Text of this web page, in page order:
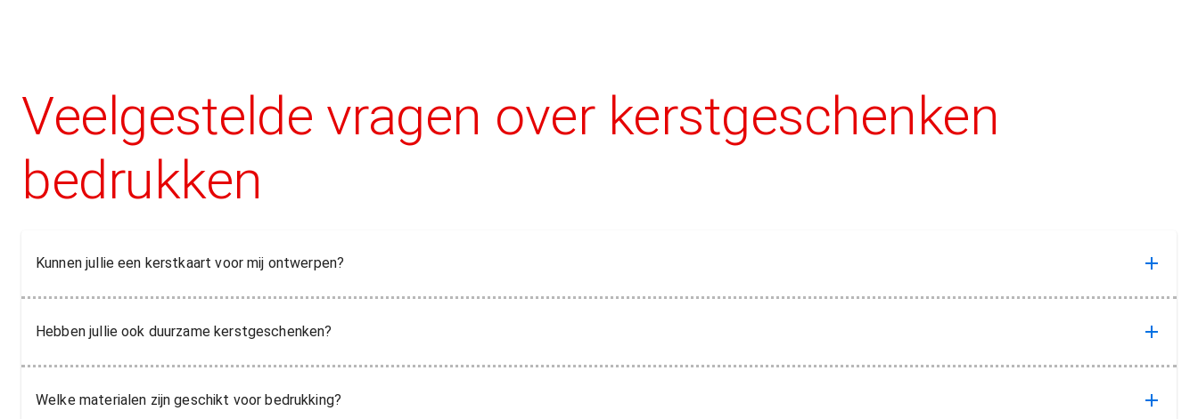
Veelgestelde vragen over kerstgeschenken
bedrukken
Kunnen jullie een kerstkaart voor mij ontwerpen?
Hebben jullie ook duurzame kerstgeschenken?
Welke materialen zijn geschikt voor bedrukking?